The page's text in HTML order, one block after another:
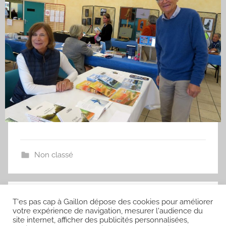
Non classé
Article suivant
Salon des collections 14 mai 2023
T'es pas cap à Gaillon dépose des cookies pour améliorer
votre expérience de navigation, mesurer l'audience du
site internet, afficher des publicités personnalisées,